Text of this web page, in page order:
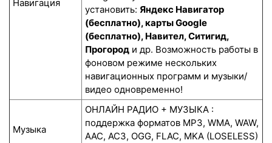
Навигация
установить: Яндекс Навигатор
(бесплатно), карты Google
(бесплатно), Навител, Ситигид,
Прогород и др. Возможность работы в
фоновом режиме нескольких
навигационных программ и музыки/
видео одновременно!
Музыка
ОНЛАЙН РАДИО + МУЗЫКА :
поддержка форматов MP3, WMA, WAW,
AAC, AC3, OGG, FLAC, MKA (LOSELESS)